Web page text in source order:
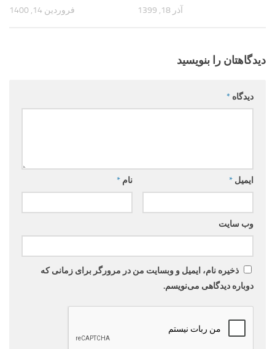
فروردین 14, 1400 آذر 18, 1399
دیدگاهتان را بنویسید
دیدگاه *
نام * ایمیل *
وب‌ سایت
ذخیره نام، ایمیل و وبسایت من در مرورگر برای زمانی که
دوباره دیدگاهی می‌نویسم.